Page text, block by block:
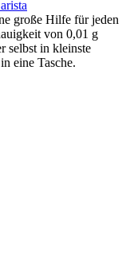
große Hilfe für jeden
von 0,01 g
selbst in kleinste
eine Tasche.